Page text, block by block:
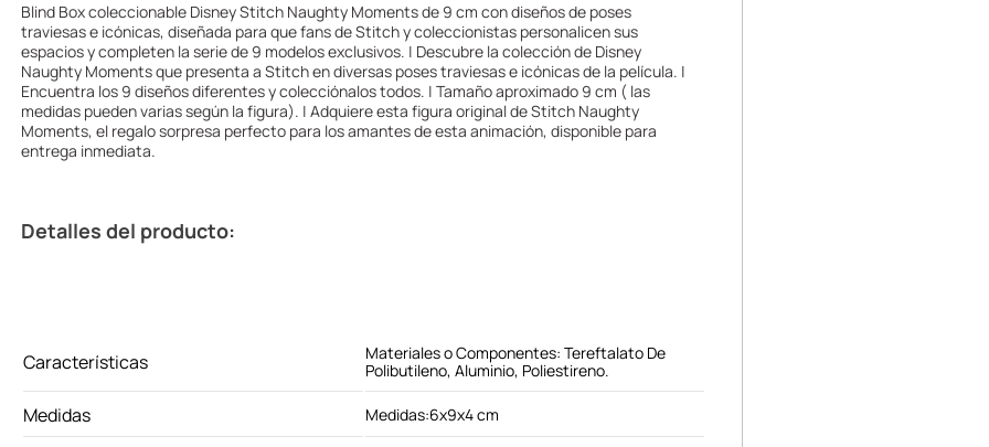
Blind Box coleccionable Disney Stitch Naughty Moments de 9 cm con diseños de poses
traviesas e icónicas, diseñada para que fans de Stitch y coleccionistas personalicen sus
espacios y completen la serie de 9 modelos exclusivos. | Descubre la colección de Disney
Naughty Moments que presenta a Stitch en diversas poses traviesas e icónicas de la película. |
Encuentra los 9 diseños diferentes y colecciónalos todos. | Tamaño aproximado 9 cm ( las
medidas pueden varias según la figura). | Adquiere esta figura original de Stitch Naughty
Moments, el regalo sorpresa perfecto para los amantes de esta animación, disponible para
entrega inmediata.
Detalles del producto:
Características
Materiales o Componentes: Tereftalato De
Polibutileno, Aluminio, Poliestireno.
Medidas Medidas:6x9x4 cm